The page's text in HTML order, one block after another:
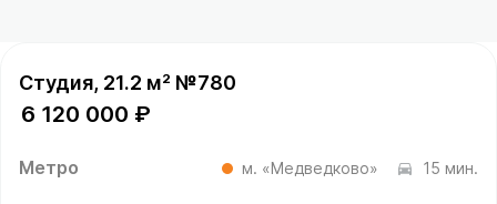
Студия, 21.2 м² №780
6 120 000 ₽
Метро м. «Медведково» 15 мин.